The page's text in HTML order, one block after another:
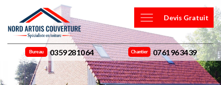
Devis Gratuit
Bureau 03 59 28 10 64 Chantier 07 61 96 34 39